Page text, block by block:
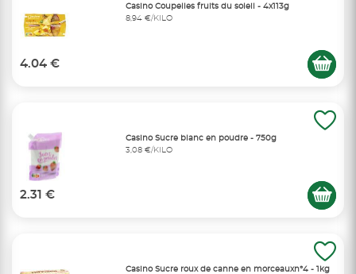
Casino Coupelles fruits du soleil - 4x113g
8,94 €/KILO
4.04 €
Casino Sucre blanc en poudre - 750g
3,08 €/KILO
2.31 €
Casino Sucre roux de canne en morceauxn°4 - 1kg